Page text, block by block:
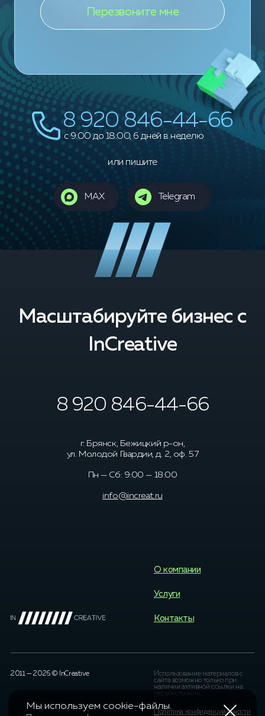
8 920 846-44-66
c 9:00 до 18:00, 6 дней в неделю
или пишите
MAX Telegram
Масштабируйте бизнес с
InCreative
О компании
Услуги
Контакты
8 920 846-44-66
г. Брянск, Бежицкий р-он,
ул. Молодой Гвардии, д. 2, оф. 57
Пн — Сб: 9:00 — 18:00
info@increat.ru
2011 — 2026 © InCreative
Использование материалов с
сайта возможно только при
наличии активной ссылки на
первоисточник.
Политика конфиденциальности
Мы используем cookie-файлы.
OK